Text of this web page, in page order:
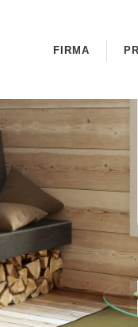
FIRMA